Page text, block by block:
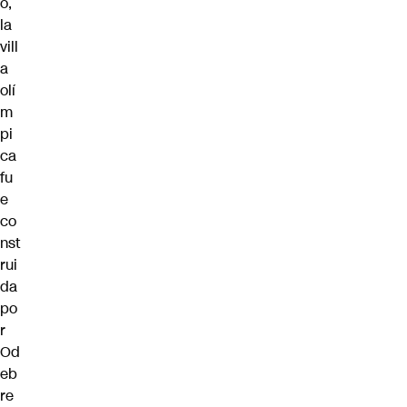
la
vill
a
olí
m
pi
ca
fu
e
co
nst
rui
da
po
r
Od
eb
re